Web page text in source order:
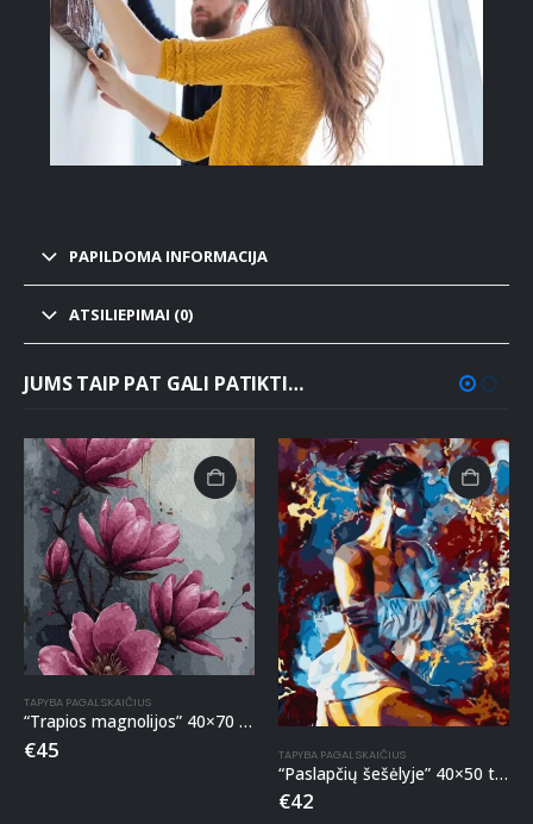
PAPILDOMA INFORMACIJA
ATSILIEPIMAI (0)
JUMS TAIP PAT GALI PATIKTI…
TAPYBA PAGAL SKAIČIUS
“Trapios magnolijos” 40×70 tapyba pagal skaičius
€45 TAPYBA PAGAL SKAIČIUS
“Paslapčių šešėlyje” 40×50 tapyba pagal skaičius
€42